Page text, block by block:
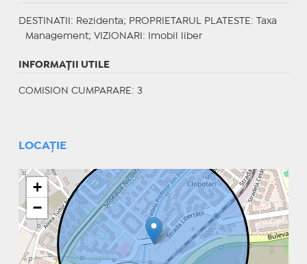
DESTINATII : Rezidenta; PROPRIETARUL PLATESTE : Taxa
Management; VIZIONARI : Imobil liber
INFORMAŢII UTILE
COMISION CUMPARARE: 3
LOCAȚIE
+
−